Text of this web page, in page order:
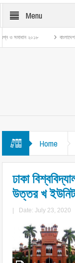
Menu
২০১৮ বাংলাদেশ পানি
Home
ঢাকা
উত্তর খ
Date: July 23, 2020